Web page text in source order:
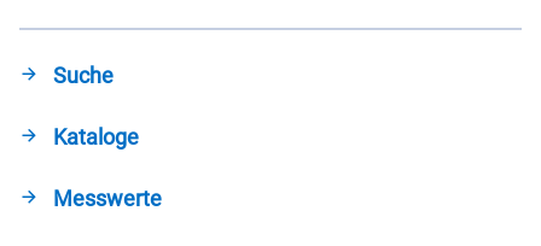
Suche
Kataloge
Messwerte